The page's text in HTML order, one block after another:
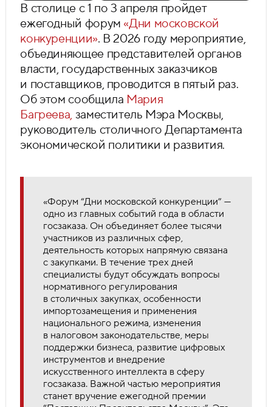
В столице с 1 по 3 апреля пройдет
ежегодный форум «Дни московской
конкуренции». В 2026 году мероприятие,
объединяющее представителей органов
власти, государственных заказчиков
и поставщиков, проводится в пятый раз.
Об этом сообщила Мария
Багреева, заместитель Мэра Москвы,
руководитель столичного Департамента
экономической политики и развития.
«Форум “Дни московской конкуренции” —
одно из главных событий года в области
госзаказа. Он объединяет более тысячи
участников из различных сфер,
деятельность которых напрямую связана
с закупками. В течение трех дней
специалисты будут обсуждать вопросы
нормативного регулирования
в столичных закупках, особенности
импортозамещения и применения
национального режима, изменения
в налоговом законодательстве, меры
поддержки бизнеса, развитие цифровых
инструментов и внедрение
искусственного интеллекта в сферу
госзаказа. Важной частью мероприятия
станет вручение ежегодной премии